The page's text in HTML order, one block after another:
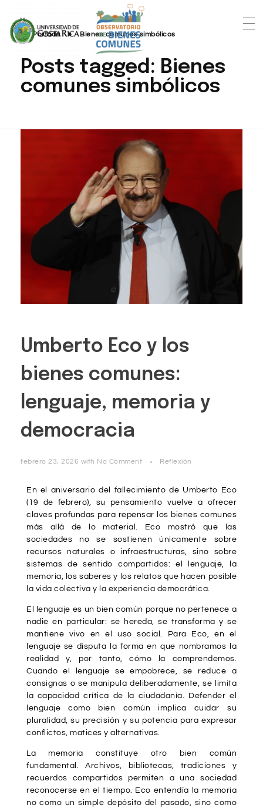
Portada » Bienes comunes simbólicos
Posts tagged: Bienes
comunes simbólicos
Umberto Eco y los
bienes comunes:
lenguaje, memoria y
democracia
febrero 23, 2026 with No Comment Reflexión
En el aniversario del fallecimiento de Umberto Eco
(19 de febrero), su pensamiento vuelve a ofrecer
claves profundas para repensar los bienes comunes
más allá de lo material. Eco mostró que las
sociedades no se sostienen únicamente sobre
recursos naturales o infraestructuras, sino sobre
sistemas de sentido compartidos: el lenguaje, la
memoria, los saberes y los relatos que hacen posible
la vida colectiva y la experiencia democrática.
El lenguaje es un bien común porque no pertenece a
nadie en particular: se hereda, se transforma y se
mantiene vivo en el uso social. Para Eco, en el
lenguaje se disputa la forma en que nombramos la
realidad y, por tanto, cómo la comprendemos.
Cuando el lenguaje se empobrece, se reduce a
consignas o se manipula deliberadamente, se limita
la capacidad crítica de la ciudadanía. Defender el
lenguaje como bien común implica cuidar su
pluralidad, su precisión y su potencia para expresar
conflictos, matices y alternativas.
La memoria constituye otro bien común
fundamental. Archivos, bibliotecas, tradiciones y
recuerdos compartidos permiten a una sociedad
reconocerse en el tiempo. Eco entendía la memoria
no como un simple depósito del pasado, sino como